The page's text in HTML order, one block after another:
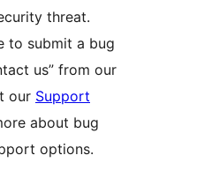
threat.
to submit a bug
us” from our
our Support
about bug
options.